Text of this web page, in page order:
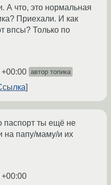
А что, это нормальная
Приехали. И как
впсы? Только по
автор топика
паспорт ты ещё не
на папу/маму/и их